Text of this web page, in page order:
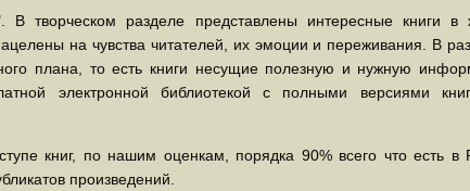
творческом разделе представлены интересные книги в
на чувства читателей, их эмоции и переживания. В
плана, то есть книги несущие полезную и нужную
электронной библиотекой с полными версиями
книг, по нашим оценкам, порядка 90% всего что есть в
произведений.